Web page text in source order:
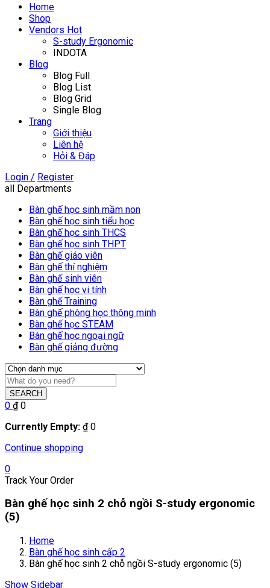
Home
Shop
Vendors Hot
S-study Ergonomic
INDOTA
Blog
Blog Full
Blog List
Blog Grid
Single Blog
Trang
Giới thiệu
Liên hệ
Hỏi & Đáp
Login / Register
all Departments
Bàn ghế học sinh mầm non
Bàn ghế học sinh tiểu học
Bàn ghế học sinh THCS
Bàn ghế học sinh THPT
Bàn ghế giáo viên
Bàn ghế thí nghiệm
Bàn ghế sinh viên
Bàn ghế học vi tính
Bàn ghế Training
Bàn ghế phòng học thông minh
Bàn ghế học STEAM
Bàn ghế học ngoại ngữ
Bàn ghế giảng đường
SEARCH
0 ₫0
Currently Empty: ₫0
Continue shopping
0
Track Your Order
Bàn ghế học sinh 2 chỗ ngồi S-study ergonomic
(5)
Home
Bàn ghế học sinh cấp 2
Bàn ghế học sinh 2 chỗ ngồi S-study ergonomic (5)
Show Sidebar